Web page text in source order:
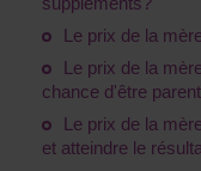
Le prix de la
Le prix de la
chance d'être
Le prix de la
et atteindre le